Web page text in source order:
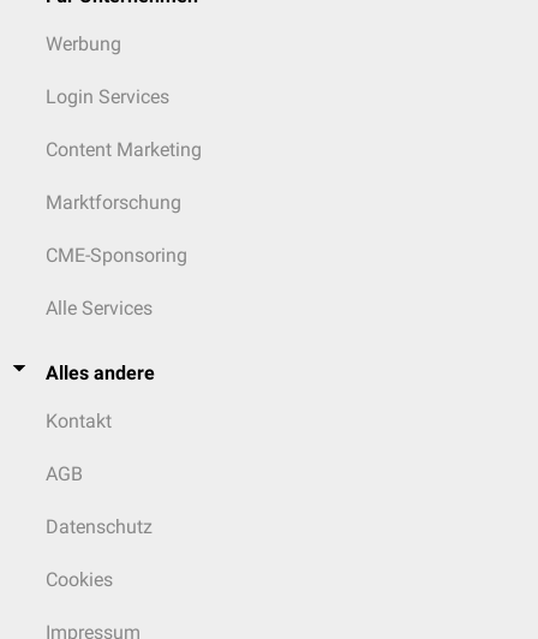
Werbung
Login Services
Content Marketing
Marktforschung
CME-Sponsoring
Alle Services
Alles andere
Kontakt
AGB
Datenschutz
Cookies
Impressum